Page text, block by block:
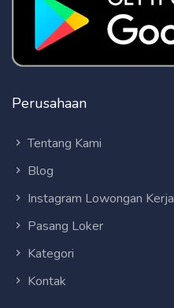
Perusahaan
Tentang Kami
Blog
Instagram Lowongan Kerja
Pasang Loker
Kategori
Kontak